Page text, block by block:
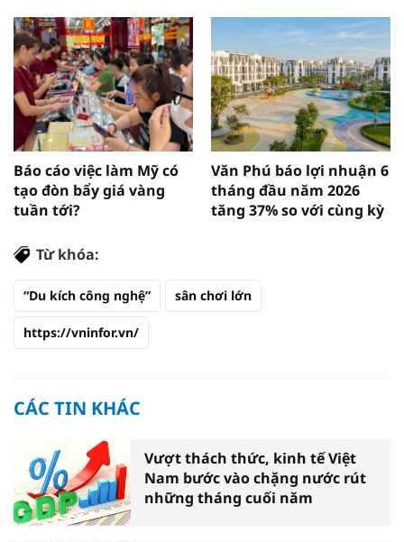
Báo cáo việc làm Mỹ có
tạo đòn bẩy giá vàng
tuần tới?
Văn Phú báo lợi nhuận 6
tháng đầu năm 2026
tăng 37% so với cùng kỳ
Từ khóa:
“Du kích công nghệ” sân chơi lớn
https://vninfor.vn/
CÁC TIN KHÁC
Vượt thách thức, kinh tế Việt
Nam bước vào chặng nước rút
những tháng cuối năm